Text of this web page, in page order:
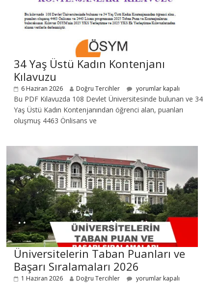
34 Yaş Üstü Kadın Kontenjanı
Kılavuzu
6 Haziran 2026 Doğru Tercihler yorumlar kapalı
Bu PDF Kılavuzda 108 Devlet Üniversitesinde bulunan ve 34
Yaş Üstü Kadın Kontenjanından öğrenci alan, puanları
oluşmuş 4463 Önlisans ve
Üniversitelerin Taban Puanları ve
Başarı Sıralamaları 2026
1 Haziran 2026 Doğru Tercihler yorumlar kapalı